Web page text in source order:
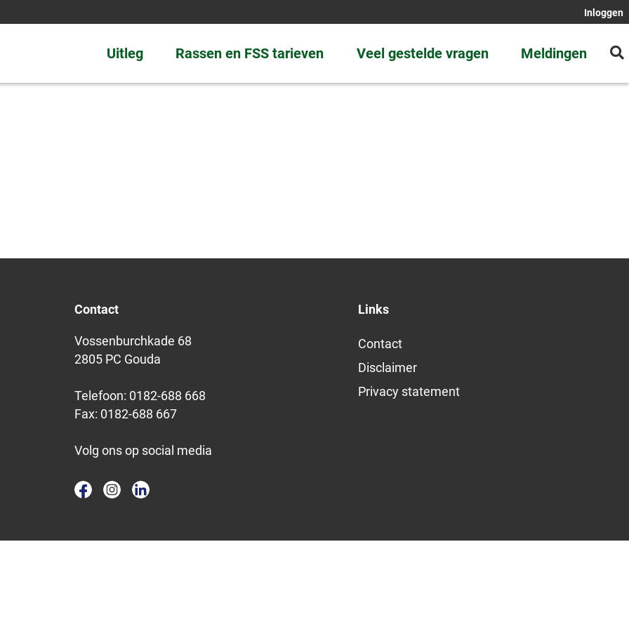
Inloggen
Uitleg Rassen en FSS tarieven Veel gestelde vragen Meldingen
Contact
Vossenburchkade 68
2805 PC Gouda
Telefoon: 0182-688 668
Fax: 0182-688 667
Volg ons op social media
Links
Contact
Disclaimer
Privacy statement